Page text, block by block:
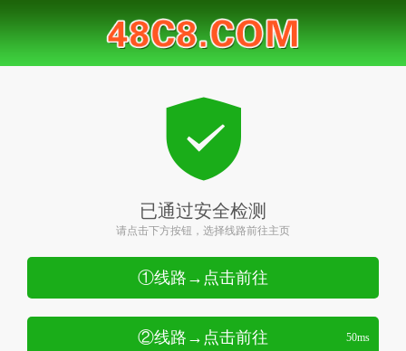
已通过安全检测
请点击下方按钮，选择线路前往主页
①线路→点击前往
②线路→点击前往 50ms